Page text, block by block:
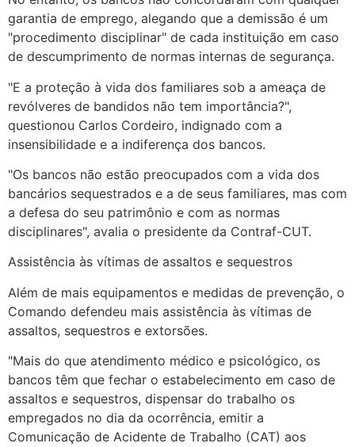
garantia de emprego, alegando que a demissão é um
"procedimento disciplinar" de cada instituição em caso
de descumprimento de normas internas de segurança.
"E a proteção à vida dos familiares sob a ameaça de
revólveres de bandidos não tem importância?",
questionou Carlos Cordeiro, indignado com a
insensibilidade e a indiferença dos bancos.
"Os bancos não estão preocupados com a vida dos
bancários sequestrados e a de seus familiares, mas com
a defesa do seu patrimônio e com as normas
disciplinares", avalia o presidente da Contraf-CUT.
Assistência às vítimas de assaltos e sequestros
Além de mais equipamentos e medidas de prevenção, o
Comando defendeu mais assistência às vítimas de
assaltos, sequestros e extorsões.
"Mais do que atendimento médico e psicológico, os
bancos têm que fechar o estabelecimento em caso de
assaltos e sequestros, dispensar do trabalho os
empregados no dia da ocorrência, emitir a
Comunicação de Acidente de Trabalho (CAT) aos